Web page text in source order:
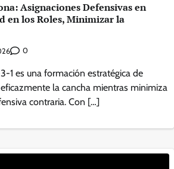
Asignaciones Defensivas en
en los Roles, Minimizar la
0
1 es una formación estratégica de
la cancha mientras minimiza
contraria. Con […]